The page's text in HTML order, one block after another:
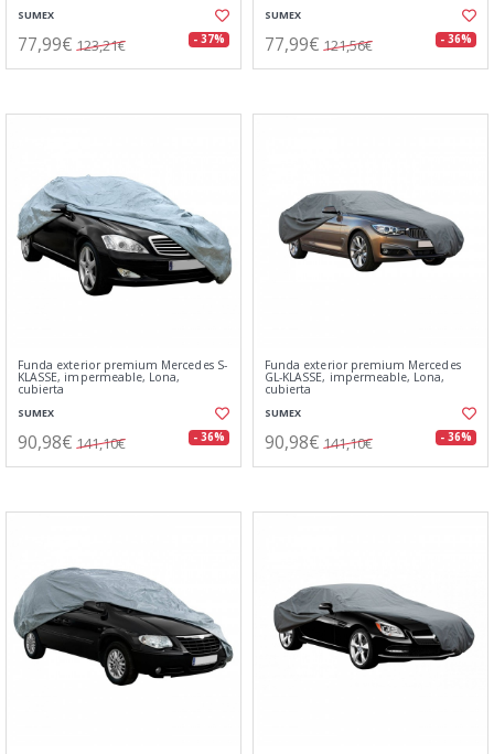
SUMEX
77,99€ 123,21€ - 37%
SUMEX
77,99€ 121,56€ - 36%
Funda exterior premium Mercedes S-
KLASSE, impermeable, Lona,
cubierta
SUMEX
90,98€ 141,10€ - 36%
Funda exterior premium Mercedes
GL-KLASSE, impermeable, Lona,
cubierta
SUMEX
90,98€ 141,10€ - 36%